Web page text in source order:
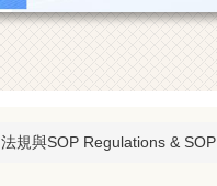
法規與SOP Regulations & SOP